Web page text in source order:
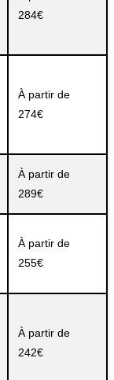
284€
À partir de
274€
À partir de
289€
À partir de
255€
À partir de
242€